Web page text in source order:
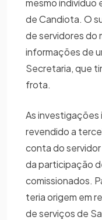
mesmo indivíduo
de Candiota. O
de servidores do
informações de
Secretaria, que
frota.
As investigações
revendido a
conta do
da participação
comissionados.
teria origem em
de serviços de